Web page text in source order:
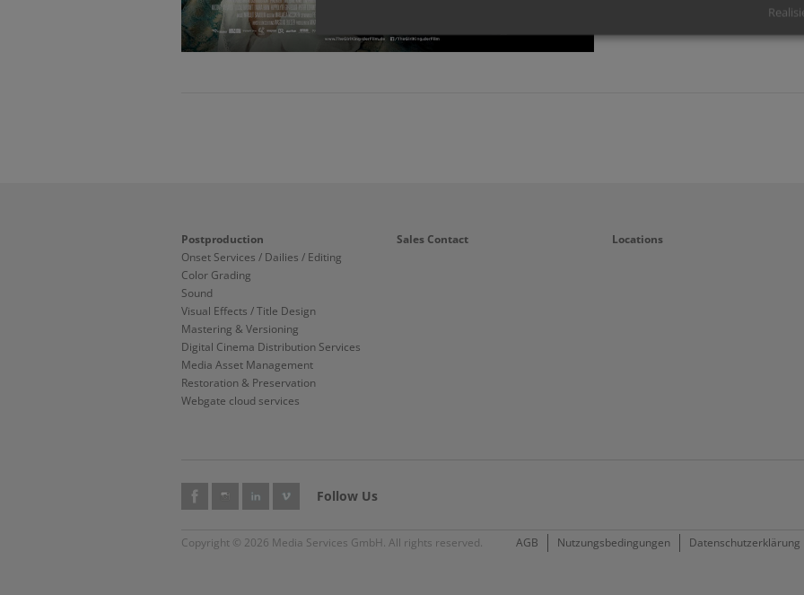
Postproduction
Onset Services / Dailies / Editing
Color Grading
Sound
Visual Effects / Title Design
Mastering & Versioning
Digital Cinema Distribution Services
Media Asset Management
Restoration & Preservation
Webgate cloud services
Sales Contact Locations
Follow Us
AGB Nutzungsbedingungen Datenschutzerklärung
Copyright © 2026 Media Services GmbH. All rights reserved.